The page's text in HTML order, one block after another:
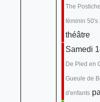
The
féminin 50's
théâtre
Samedi
De Pied en
Gueule de
d'enfants